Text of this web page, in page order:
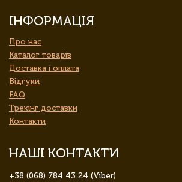
ІНФОРМАЦІЯ
Про нас
Каталог товарів
Доставка і оплата
Відгуки
FAQ
Трекінг доставки
Контакти
НАШІ КОНТАКТИ
+38 (068) 784 43 24 (Viber)